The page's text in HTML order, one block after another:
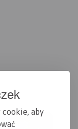
aby